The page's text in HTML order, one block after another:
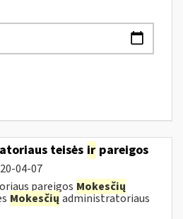
teisės ir pareigos
04-07
pareigos Mokesčių
Mokesčių administratoriaus